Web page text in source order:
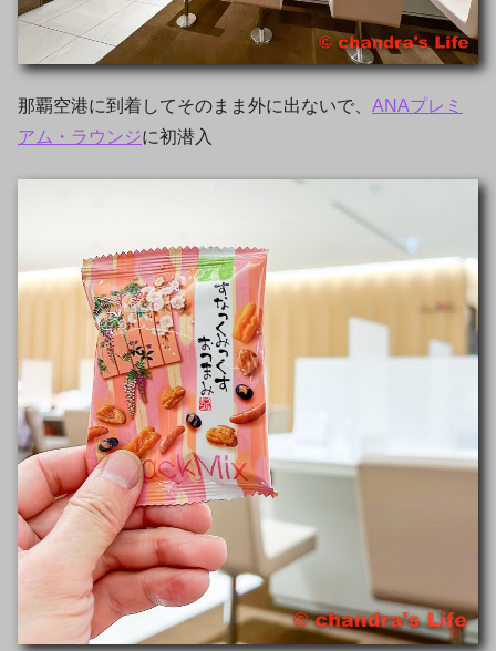
那覇空港に到着してそのまま外に出ないで、 ANAプレミ
アム・ラウンジに初潜入